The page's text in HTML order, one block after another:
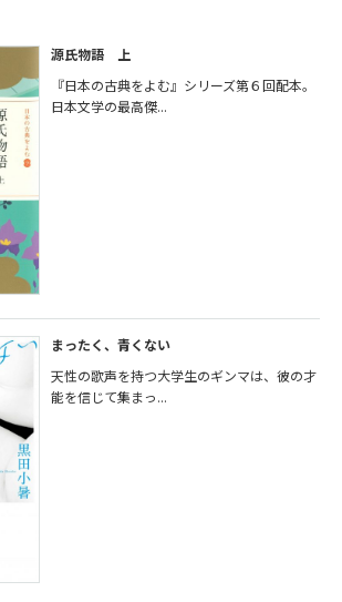
源氏物語 上
『日本の古典をよむ』シリーズ第６回配本。
日本文学の最高傑...
まったく、青くない
天性の歌声を持つ大学生のギンマは、彼の才
能を信じて集まっ...